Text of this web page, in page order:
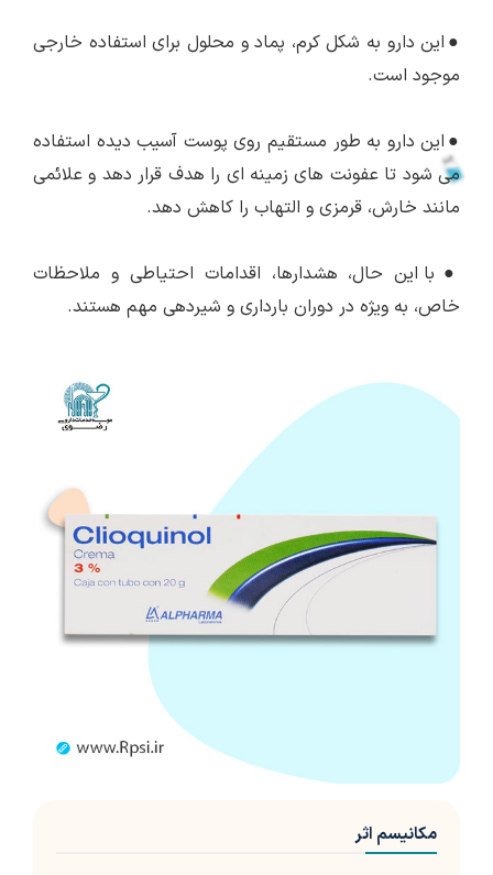
● این دارو به شکل کرم، پماد و محلول برای استفاده خارجی
موجود است.
● این دارو به طور مستقیم روی پوست آسیب دیده استفاده
می شود تا عفونت های زمینه ای را هدف قرار دهد و علائمی
مانند خارش، قرمزی و التهاب را کاهش دهد.
● با این حال، هشدارها، اقدامات احتیاطی و ملاحظات
خاص، به ویژه در دوران بارداری و شیردهی مهم هستند.
مکانیسم اثر